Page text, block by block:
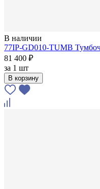
В наличии
77IP-GD010-TUMB
81 400 ₽
за 1 шт
В корзину